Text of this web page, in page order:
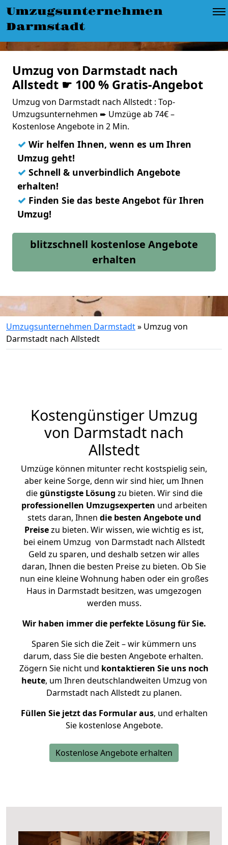
Umzugsunternehmen
Darmstadt
Umzug von Darmstadt nach
Allstedt ☛ 100 % Gratis-Angebot
Umzug von Darmstadt nach Allstedt : Top-
Umzugsunternehmen ➨ Umzüge ab 74€ –
Kostenlose Angebote in 2 Min.
✓ Wir helfen Ihnen, wenn es um Ihren
Umzug geht!
✓ Schnell & unverbindlich Angebote
erhalten!
✓ Finden Sie das beste Angebot für Ihren
Umzug!
blitzschnell kostenlose Angebote
erhalten
Umzugsunternehmen Darmstadt» Umzug von
Darmstadt nach Allstedt
Kostengünstiger Umzug
von Darmstadt nach
Allstedt
Umzüge können mitunter recht kostspielig sein,
aber keine Sorge, denn wir sind hier, um Ihnen
diegünstigste Lösung zu bieten. Wir sind die
professionellen Umzugsexperten und arbeiten
stets daran, Ihnen die besten Angebote und
Preisezu bieten. Wir wissen, wie wichtig es ist,
bei einem Umzug von Darmstadt nach Allstedt
Geld zu sparen, und deshalb setzen wir alles
daran, Ihnen die besten Preise zu bieten. Ob Sie
nun eine kleine Wohnung haben oder ein großes
Haus in Darmstadt besitzen, was umgezogen
werden muss.
Wir haben immer die perfekte Lösung für Sie.
Sparen Sie sich die Zeit – wir kümmern uns
darum, dass Sie die besten Angebote erhalten.
Zögern Sie nicht und kontaktieren Sie uns noch
heute, um Ihren deutschlandweiten Umzug von
Darmstadt nach Allstedt zu planen.
Füllen Sie jetzt das Formular aus, und erhalten
Sie kostenlose Angebote.
Kostenlose Angebote erhalten